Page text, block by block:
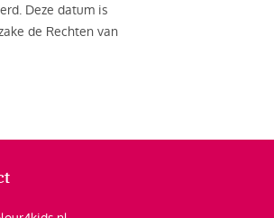
Deze datum is
de Rechten van